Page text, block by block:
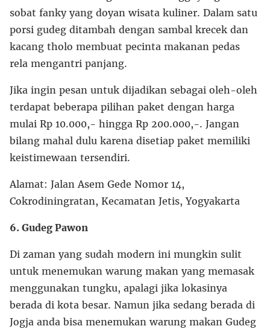
sobat fanky yang doyan wisata kuliner. Dalam satu
porsi gudeg ditambah dengan sambal krecek dan
kacang tholo membuat pecinta makanan pedas
rela mengantri panjang.
Jika ingin pesan untuk dijadikan sebagai oleh-oleh
terdapat beberapa pilihan paket dengan harga
mulai Rp 10.000,- hingga Rp 200.000,-. Jangan
bilang mahal dulu karena disetiap paket memiliki
keistimewaan tersendiri.
Alamat: Jalan Asem Gede Nomor 14,
Cokrodiningratan, Kecamatan Jetis, Yogyakarta
6. Gudeg Pawon
Di zaman yang sudah modern ini mungkin sulit
untuk menemukan warung makan yang memasak
menggunakan tungku, apalagi jika lokasinya
berada di kota besar. Namun jika sedang berada di
Jogja anda bisa menemukan warung makan Gudeg